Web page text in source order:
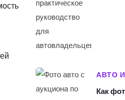
АВТО
Как